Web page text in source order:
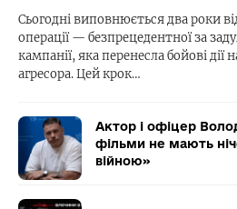
Сьогодні виповнюється два роки
операції — безпрецедентної за
кампанії, яка перенесла бойові
агресора. Цей крок…
Актор і офіцер
фільми не мають
війною»